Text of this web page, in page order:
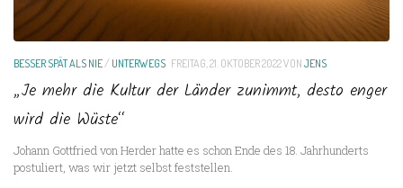
BESSER SPÄT ALS NIE/UNTERWEGS FREITAG, 21. OKTOBER 2022VONJENS
„Je mehr die Kultur der Länder zunimmt, desto enger
wird die Wüste“
Johann Gottfried von Herder hatte es schon Ende des 18. Jahrhunderts
postuliert, was wir jetzt selbst feststellen.